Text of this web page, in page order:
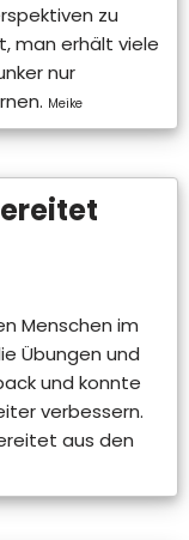
zu
man erhält viele
nur
Meike
Menschen im
Übungen und
und konnte
verbessern.
aus den